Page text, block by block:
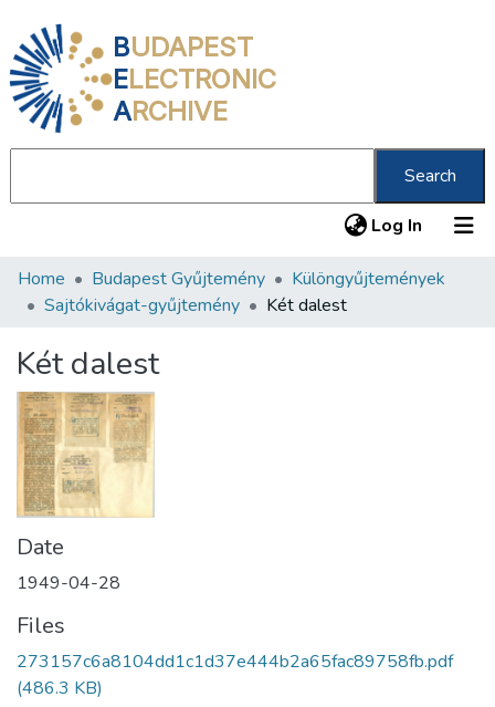
BUDAPEST
ELECTRONIC
ARCHIVE
Search
Log In (current)
Communities & Collections
Statistics
About us
Home Budapest Gyűjtemény
Különgyűjtemények
Sajtókivágat-gyűjtemény
Két dalest
Két dalest
Date
1949-04-28
Files
273157c6a8104dd1c1d37e444b2a65fac89758fb.pdf
(486.3 KB)